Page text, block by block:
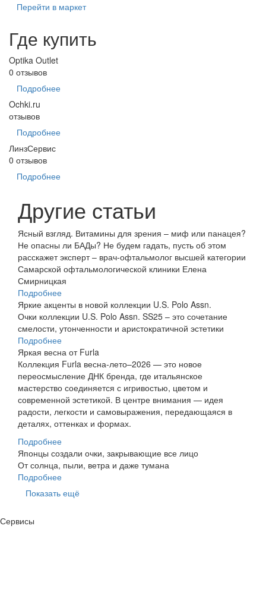
Перейти в маркет
Где купить
Optika Outlet
0 отзывов
Подробнее
Ochki.ru
отзывов
Подробнее
ЛинзСервис
0 отзывов
Подробнее
Другие статьи
Ясный взгляд. Витамины для зрения – миф или панацея?
Не опасны ли БАДы? Не будем гадать, пусть об этом
расскажет эксперт – врач-офтальмолог высшей категории
Самарской офтальмологической клиники Елена
Смирницкая
Подробнее
Яркие акценты в новой коллекции U.S. Polo Assn.
Очки коллекции U.S. Polo Assn. SS25 – это сочетание
смелости, утонченности и аристократичной эстетики
Подробнее
Яркая весна от Furla
Коллекция Furla весна-лето–2026 — это новое
переосмысление ДНК бренда, где итальянское
мастерство со­­еди­ня­ется с игривостью, цветом и
современной эстетикой. В центре внимания — идея
радости, легкости и самовыражения, передающаяся в
деталях, оттенках и формах.
Подробнее
Японцы создали очки, закрывающие все лицо
От солнца, пыли, ветра и даже тумана
Подробнее
Показать ещё
Сервисы